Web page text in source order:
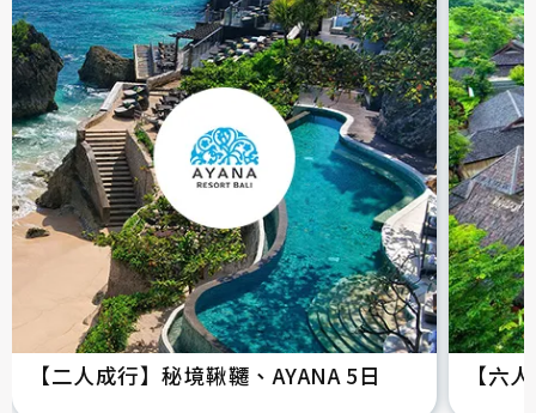
【二人成行】秘境鞦韆、AYANA 5日 【六